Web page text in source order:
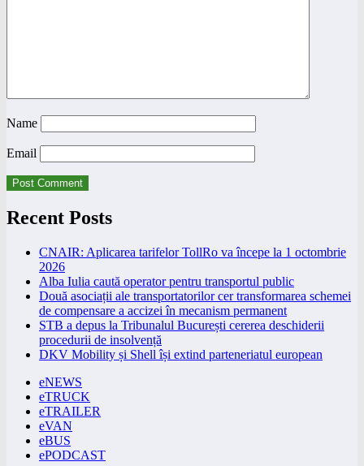
Name
Email
Recent Posts
CNAIR: Aplicarea tarifelor TollRo va începe la 1 octombrie
2026
Alba Iulia caută operator pentru transportul public
Două asociații ale transportatorilor cer transformarea schemei
de compensare a accizei în mecanism permanent
STB a depus la Tribunalul București cererea deschiderii
procedurii de insolvență
DKV Mobility și Shell își extind parteneriatul european
eNEWS
eTRUCK
eTRAILER
eVAN
eBUS
ePODCAST